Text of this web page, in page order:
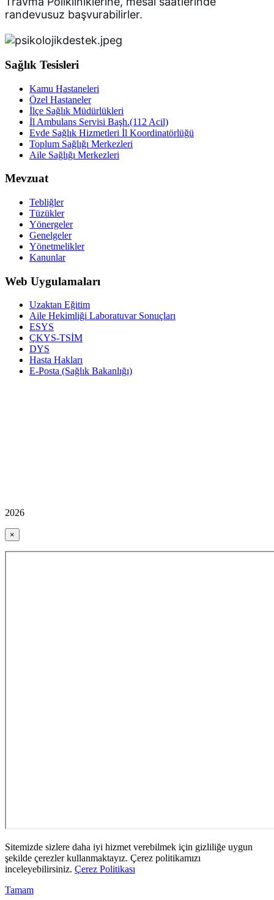
randevusuz başvurabilirler.
Sağlık Tesisleri
Kamu Hastaneleri
Özel Hastaneler
İlçe Sağlık Müdürlükleri
İl Ambulans Servisi Başh.(112 Acil)
Evde Sağlık Hizmetleri İl Koordinatörlüğü
Toplum Sağlığı Merkezleri
Aile Sağlığı Merkezleri
Mevzuat
Tebliğler
Tüzükler
Yönergeler
Genelgeler
Yönetmelikler
Kanunlar
Web Uygulamaları
Uzaktan Eğitim
Aile Hekimliği Laboratuvar Sonuçları
ESYS
ÇKYS-TSİM
DYS
Hasta Hakları
E-Posta (Sağlık Bakanlığı)
2026
×
Sitemizde sizlere daha iyi hizmet verebilmek için gizliliğe uygun
şekilde çerezler kullanmaktayız. Çerez politikamızı
inceleyebilirsiniz. Çerez Politikası
Tamam